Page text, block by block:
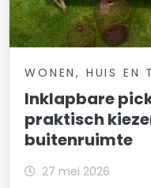
WONEN, HUIS EN
Inklapbare
praktisch
buitenruimte
27 mei 2026